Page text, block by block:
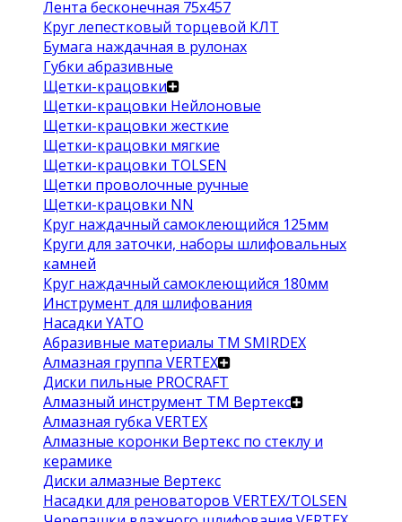
Лента бесконечная 75х457
Круг лепестковый торцевой КЛТ
Бумага наждачная в рулонах
Губки абразивные
Щетки-крацовки
Щетки-крацовки Нейлоновые
Щетки-крацовки жесткие
Щетки-крацовки мягкие
Щетки-крацовки TOLSEN
Щетки проволочные ручные
Щетки-крацовки NN
Круг наждачный самоклеющийся 125мм
Круги для заточки, наборы шлифовальных
камней
Круг наждачный самоклеющийся 180мм
Инструмент для шлифования
Насадки YATO
Абразивные материалы ТМ SMIRDEX
Алмазная группа VERTEX
Диски пильные PROCRAFT
Алмазный инструмент ТМ Вертекс
Алмазная губка VERTEX
Алмазные коронки Вертекс по стеклу и
керамике
Диски алмазные Вертекс
Насадки для реноваторов VERTEX/TOLSEN